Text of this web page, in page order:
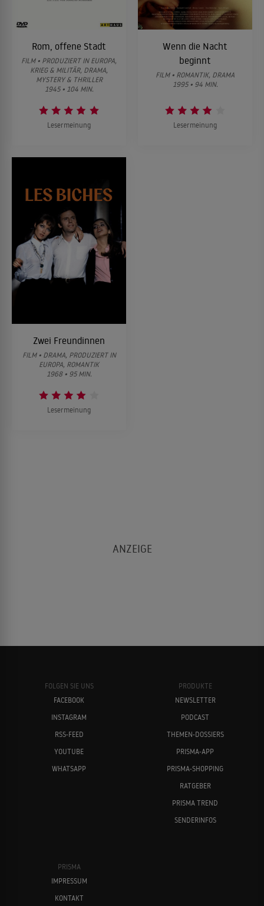
Rom, offene Stadt
FILM • PRODUZIERT IN EUROPA,
KRIEG & MILITÄR, DRAMA,
MYSTERY & THRILLER
1945 • 104 MIN.
Lesermeinung
Wenn die Nacht
beginnt
FILM • ROMANTIK, DRAMA
1995 • 94 MIN.
Lesermeinung
Zwei Freundinnen
FILM • DRAMA, PRODUZIERT IN
EUROPA, ROMANTIK
1968 • 95 MIN.
Lesermeinung
FOLGEN SIE UNS
FACEBOOK
INSTAGRAM
RSS-FEED
YOUTUBE
WHATSAPP
PRODUKTE
NEWSLETTER
PODCAST
THEMEN-DOSSIERS
PRISMA-APP
PRISMA-SHOPPING
RATGEBER
PRISMA TREND
SENDERINFOS
PRISMA
IMPRESSUM
KONTAKT